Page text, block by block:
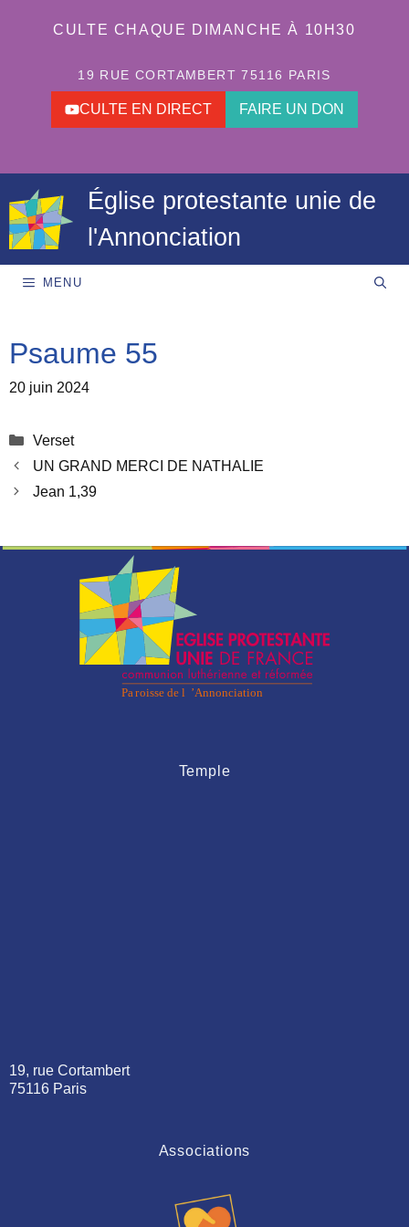
CULTE CHAQUE DIMANCHE À 10H30
19 RUE CORTAMBERT 75116 PARIS
CULTE EN DIRECT FAIRE UN DON
Église protestante unie de
l'Annonciation
MENU
Psaume 55
20 juin 2024
Catégories
Verset
UN GRAND MERCI DE NATHALIE
Jean 1,39
Temple
19, rue Cortambert
75116 Paris
Associations